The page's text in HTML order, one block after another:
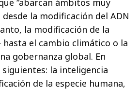
“abarcan ámbitos muy
la modificación del ADN
la modificación de la
hasta el cambio climático o la
gobernanza global. En
la inteligencia
de la especie humana,